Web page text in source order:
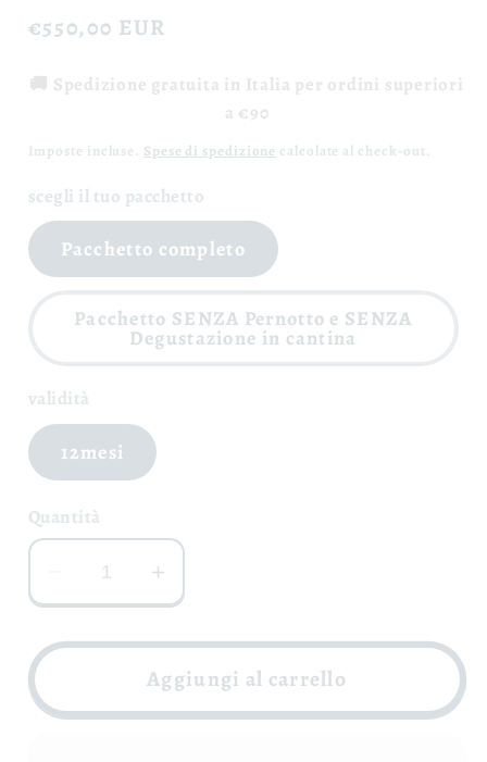
Prezzo
listino
€550,00 EUR
🚚 Spedizione gratuita in Italia per ordini superiori
a €90
Imposte incluse. Spese di spedizione calcolate al check-out.
scegli il tuo pacchetto
Pacchetto completo
Pacchetto SENZA Pernotto e SENZA
Degustazione in cantina
validità
12mesi
Quantità
Diminuisci
quantità
per
una
Aumenta
quantità
per
Adotta
Aggiungi al carrello